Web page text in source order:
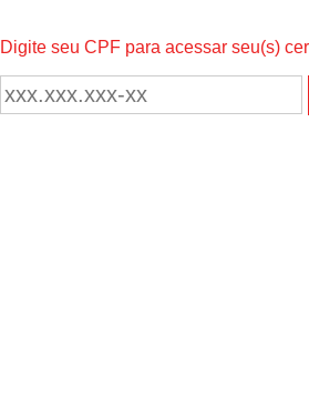
Digite seu CPF para acessar seu(s)